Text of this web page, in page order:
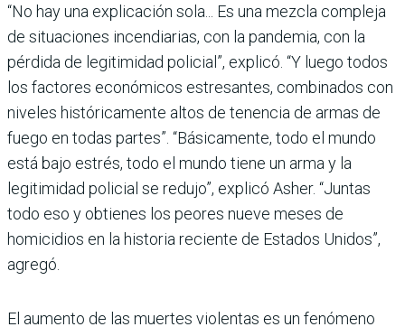
“No hay una explicación sola... Es una mezcla compleja
de situaciones incendiarias, con la pandemia, con la
pérdida de legitimidad policial”, explicó. “Y luego todos
los factores económicos estresantes, combinados con
niveles históricamente altos de tenencia de armas de
fuego en todas partes”. “Básicamente, todo el mundo
está bajo estrés, todo el mundo tiene un arma y la
legitimidad policial se redujo”, explicó Asher. “Juntas
todo eso y obtienes los peores nueve meses de
homicidios en la historia reciente de Estados Unidos”,
agregó.
El aumento de las muertes violentas es un fenómeno